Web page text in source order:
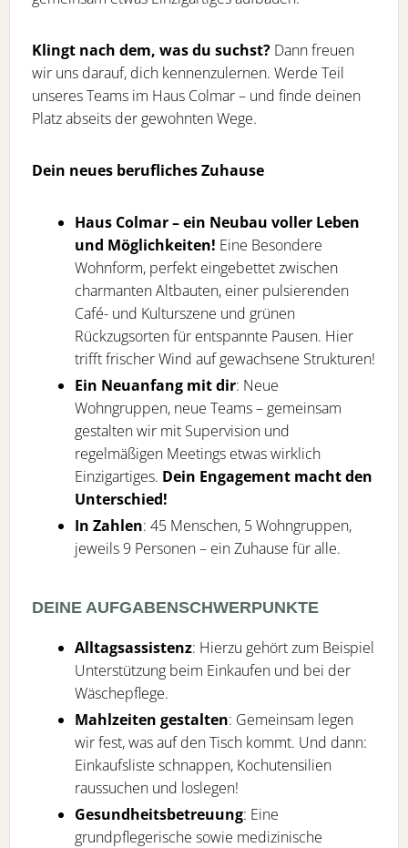
Klingt nach dem, was du suchst? Dann freuen
wir uns darauf, dich kennenzulernen. Werde Teil
unseres Teams im Haus Colmar – und finde deinen
Platz abseits der gewohnten Wege.
Dein neues berufliches Zuhause
Haus Colmar – ein Neubau voller Leben
und Möglichkeiten! Eine Besondere
Wohnform, perfekt eingebettet zwischen
charmanten Altbauten, einer pulsierenden
Café- und Kulturszene und grünen
Rückzugsorten für entspannte Pausen. Hier
trifft frischer Wind auf gewachsene Strukturen!
Ein Neuanfang mit dir: Neue
Wohngruppen, neue Teams – gemeinsam
gestalten wir mit Supervision und
regelmäßigen Meetings etwas wirklich
Einzigartiges. Dein Engagement macht den
Unterschied!
In Zahlen: 45 Menschen, 5 Wohngruppen,
jeweils 9 Personen – ein Zuhause für alle.
DEINE AUFGABENSCHWERPUNKTE
Alltagsassistenz: Hierzu gehört zum Beispiel
Unterstützung beim Einkaufen und bei der
Wäschepflege.
Mahlzeiten gestalten: Gemeinsam legen
wir fest, was auf den Tisch kommt. Und dann:
Einkaufsliste schnappen, Kochutensilien
raussuchen und loslegen!
Gesundheitsbetreuung: Eine
grundpflegerische sowie medizinische